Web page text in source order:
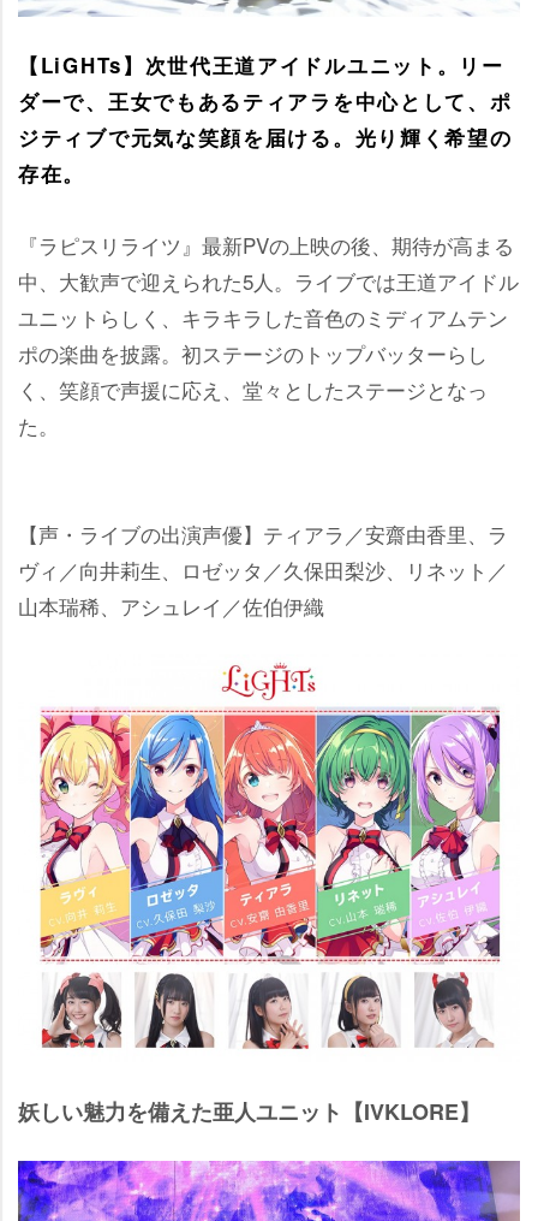
【LiGHTs】次世代王道アイドルユニット。リー
ダーで、王女でもあるティアラを中心として、ポ
ジティブで元気な笑顔を届ける。光り輝く希望の
存在。
『ラピスリライツ』最新PVの上映の後、期待が高まる
中、大歓声で迎えられた5人。ライブでは王道アイドル
ユニットらしく、キラキラした音色のミディアムテン
ポの楽曲を披露。初ステージのトップバッターらし
く、笑顔で声援に応え、堂々としたステージとなっ
た。
【声・ライブの出演声優】ティアラ／安齋由香里、ラ
ヴィ／向井莉生、ロゼッタ／久保田梨沙、リネット／
山本瑞稀、アシュレイ／佐伯伊織
妖しい魅力を備えた亜人ユニット【IVKLORE】